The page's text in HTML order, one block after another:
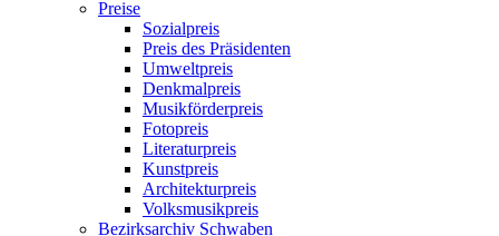
Preise
Sozialpreis
Preis des Präsidenten
Umweltpreis
Denkmalpreis
Musikförderpreis
Fotopreis
Literaturpreis
Kunstpreis
Architekturpreis
Volksmusikpreis
Bezirksarchiv Schwaben